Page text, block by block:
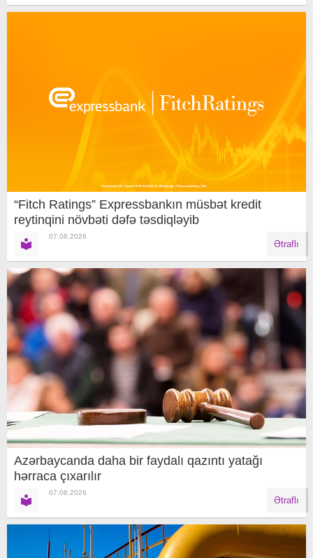
“Fitch Ratings” Expressbankın müsbət kredit
reytinqini növbəti dəfə təsdiqləyib
07.08.2026
Ətraflı
Azərbaycanda daha bir faydalı qazıntı yatağı
hərraca çıxarılır
07.08.2026
Ətraflı